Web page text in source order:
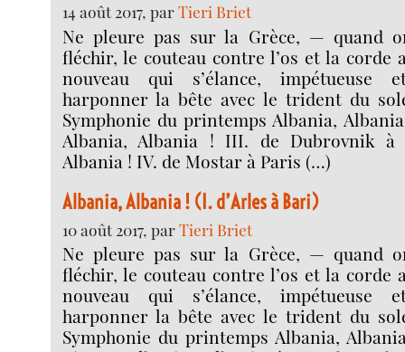
14 août 2017, parTieri Briet
Ne pleure pas sur la Grèce, — quand
fléchir, le couteau contre l’os et la corde
nouveau qui s’élance, impétueuse
harponner la bête avec le trident du
Symphonie du printemps Albania,
Albania, Albania ! III. de Dubrovnik à
Albania ! IV. de Mostar à Paris (…)
Albania, Albania ! (I. d’Arles à Bari)
10 août 2017, parTieri Briet
Ne pleure pas sur la Grèce, — quand
fléchir, le couteau contre l’os et la corde
nouveau qui s’élance, impétueuse
harponner la bête avec le trident du
Symphonie du printemps Albania,